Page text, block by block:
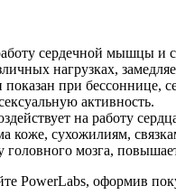
сердечной мышцы и
нагрузках,
при бессоннице,
активность.
на работу
коже, сухожилиям,
головного мозга,
PowerLabs, оформив